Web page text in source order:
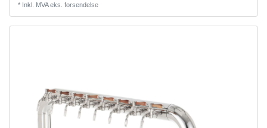
* Inkl. MVAeks. forsendelse